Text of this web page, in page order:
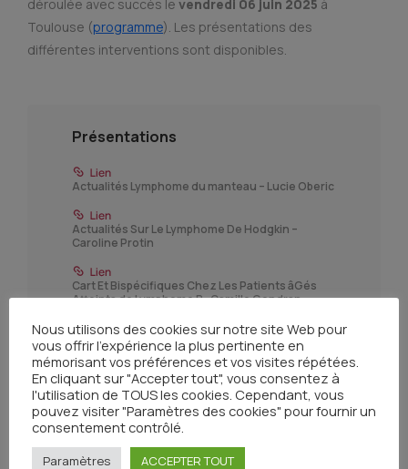
déroulée avec succès le vendredi 06 juin 2025 à
Toulouse (programme). Les présentations des
différentes interventions sont disponibles.
Présentations
Actualités Lymphome du manteau – Lucie Oberic
Actualités Sur Le Lymphome De Hodgkin –
Caroline Protin
Cart Et Bispécifiques Chez Les Patients âGés
Atteints de Lymphome B- Camille Gondran
Toxicités Cardiovasculaires Des I Btk – Valérie
Houard
Nous utilisons des cookies sur notre site Web pour
vous offrir l'expérience la plus pertinente en
mémorisant vos préférences et vos visites répétées.
En cliquant sur "Accepter tout", vous consentez à
l'utilisation de TOUS les cookies. Cependant, vous
pouvez visiter "Paramètres des cookies" pour fournir un
consentement contrôlé.
Paramètres ACCEPTER TOUT